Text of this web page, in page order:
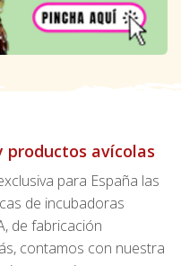
productos avícolas
para España las
de incubadoras
de fabricación
contamos con nuestra